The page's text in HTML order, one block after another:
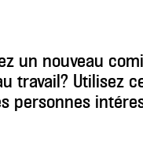
un nouveau
travail? Utilisez
personnes